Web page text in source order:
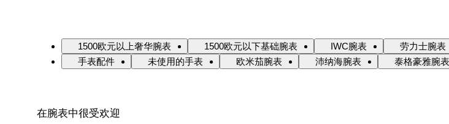
1500欧元以上奢华腕表 1500欧元以下基础腕表 IWC腕表 劳力士腕表
手表配件
未使用的手表 欧米茄腕表 沛纳海腕表 泰格豪雅腕表
在腕表中很受欢迎